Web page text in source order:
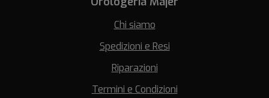
Chi siamo
Spedizioni e Resi
Riparazioni
Termini e Condizioni